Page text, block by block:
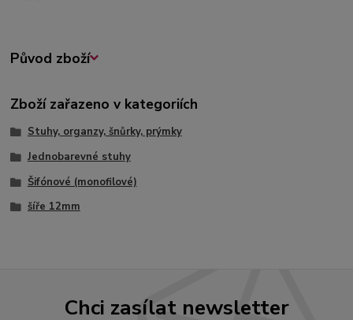
Původ zboží
Zboží zařazeno v kategoriích
Stuhy, organzy, šnůrky, prýmky
Jednobarevné stuhy
Šifónové (monofilové)
šíře 12mm
Chci zasílat newsletter